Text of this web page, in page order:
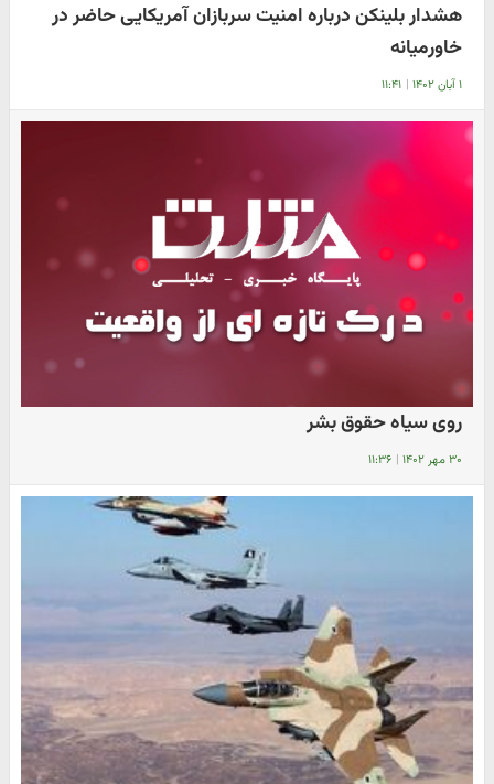
هشدار بلینکن درباره امنیت سربازان آمریکایی حاضر در
خاورمیانه
۱ آبان ۱۴۰۲ | ۱۱:۴۱
روی سیاه حقوق بشر
۳۰ مهر ۱۴۰۲ | ۱۱:۳۶